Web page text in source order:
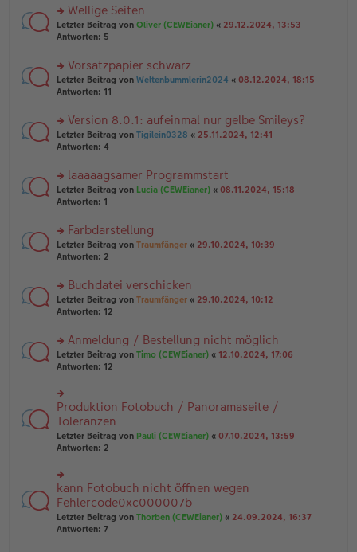
tr
a
g
e
n
er
tr
a
g
n
g
el
e
n
er
tr
a
g
rs
te
n
g
el
e
n
er
tr
a
g
Wellige Seiten
Letzter Beitrag von Oliver (CEWEianer) « 29.12.2024, 13:53
Antworten: 5
rs
te
n
g
el
e
n
er
tr
a
g
Vorsatzpapier schwarz
Letzter Beitrag von Weltenbummlerin2024 « 08.12.2024, 18:15
Antworten: 11
rs
te
n
g
el
e
n
er
tr
a
g
Version 8.0.1: aufeinmal nur gelbe Smileys?
Letzter Beitrag von Tigilein0328 « 25.11.2024, 12:41
Antworten: 4
rs
te
n
g
el
e
n
er
tr
a
g
laaaaagsamer Programmstart
Letzter Beitrag von Lucia (CEWEianer) « 08.11.2024, 15:18
Antworten: 1
rs
te
n
g
el
e
n
er
tr
a
g
Farbdarstellung
Letzter Beitrag von Traumfänger « 29.10.2024, 10:39
Antworten: 2
rs
te
n
g
el
e
n
er
B
ei
tr
g
Buchdatei verschicken
Letzter Beitrag von Traumfänger « 29.10.2024, 10:12
Antworten: 12
rs
te
u
n
g
el
es
e
er
B
ei
tr
a
g
Anmeldung / Bestellung nicht möglich
Letzter Beitrag von Timo (CEWEianer) « 12.10.2024, 17:06
Antworten: 12
rs
te
r
u
n
el
es
e
n
er
Produktion Fotobuch / Panoramaseite /
Toleranzen
Letzter Beitrag von Pauli (CEWEianer) « 07.10.2024, 13:59
Antworten: 2
rs
te
r
u
n
kann Fotobuch nicht öffnen wegen
Fehlercode0xc000007b
Letzter Beitrag von Thorben (CEWEianer) « 24.09.2024, 16:37
Antworten: 7